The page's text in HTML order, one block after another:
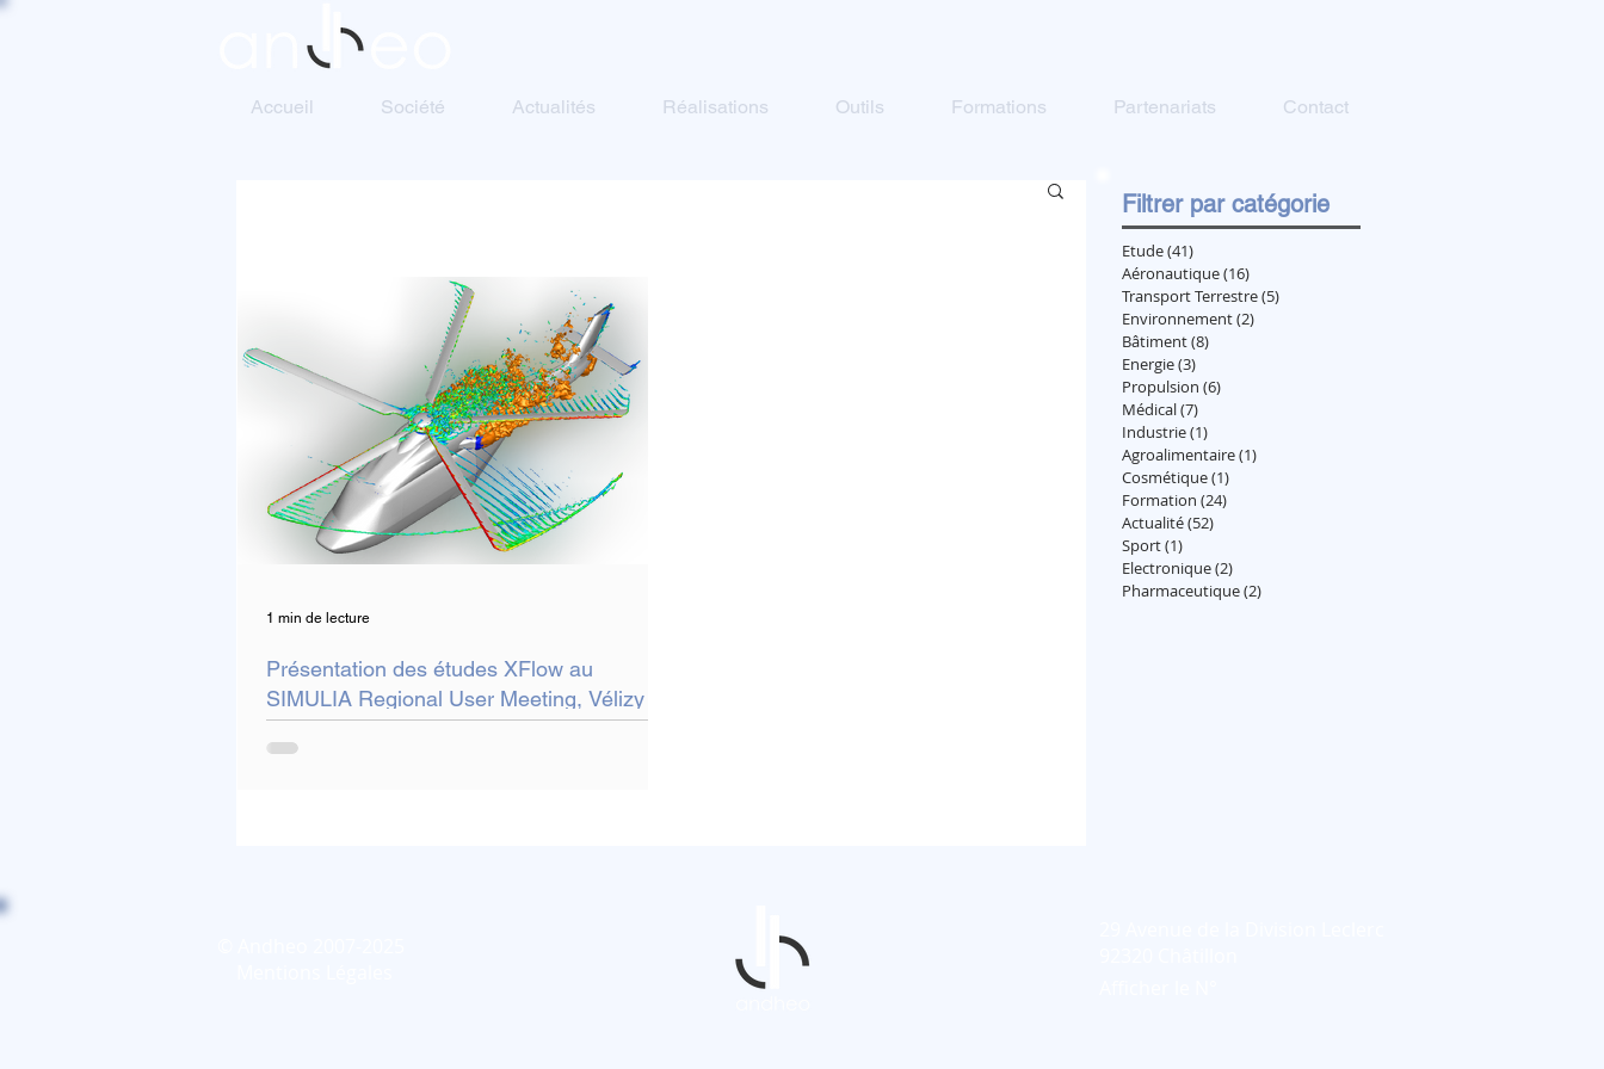
Accueil Société Actualités Réalisations Outils Formations Partenariats Contact
Filtrer par catégorie
Etude(41)41 posts
Aéronautique(16)16 posts
Transport Terrestre(5)5 posts
Environnement(2)2 posts
Bâtiment(8)8 posts
Energie(3)3 posts
Propulsion (6)6 posts
Médical(7)7 posts
Industrie(1)1 post
Agroalimentaire(1)1 post
Cosmétique(1)1 post
Formation (24)24 posts
Actualité(52)52 posts
Sport(1)1 post
Electronique(2)2 posts
Pharmaceutique(2)2 posts
Présentation des études XFlow au
SIMULIA Regional User Meeting, Vélizy
1 min de lecture